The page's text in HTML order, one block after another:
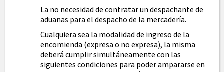
La no necesidad de contratar un despachante de
aduanas para el despacho de la mercadería.
Cualquiera sea la modalidad de ingreso de la
encomienda (expresa o no expresa), la misma
deberá cumplir simultáneamente con las
siguientes condiciones para poder ampararse en